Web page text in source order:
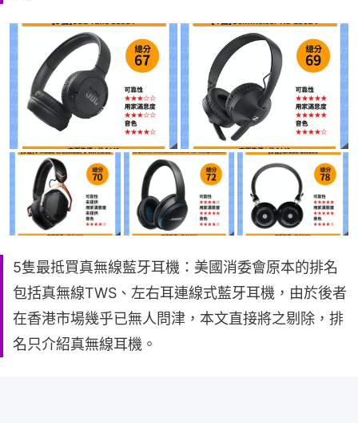
5隻最抵買真無線藍牙耳機：美國消委會原本的排名
包括真無線TWS、左右耳連線式藍牙耳機，由於後者
在香港市場幾乎已無人問津，本文直接將之剔除，排
名只介紹真無線耳機。